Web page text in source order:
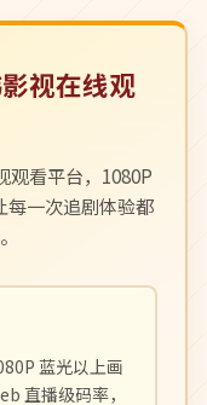
视在线观
观看平台，1080P
每一次追剧体验都
蓝光以上画
直播级码率，